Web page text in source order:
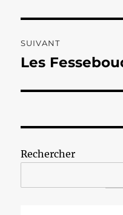
SUIVANT
Publication
Les
Rechercher